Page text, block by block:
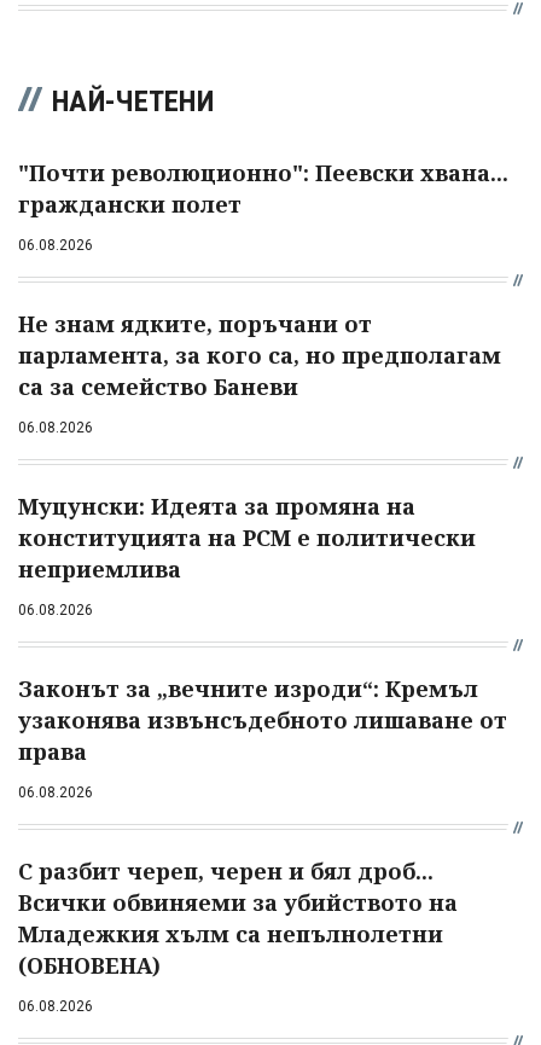
НАЙ-ЧЕТЕНИ
"Почти революционно": Пеевски хвана...
граждански полет
06.08.2026
Не знам ядките, поръчани от
парламента, за кого са, но предполагам
са за семейство Баневи
06.08.2026
Муцунски: Идеята за промяна на
конституцията на РСМ е политически
неприемлива
06.08.2026
Законът за „вечните изроди“: Кремъл
узаконява извънсъдебното лишаване от
права
06.08.2026
С разбит череп, черен и бял дроб...
Всички обвиняеми за убийството на
Младежкия хълм са непълнолетни
(ОБНОВЕНА)
06.08.2026